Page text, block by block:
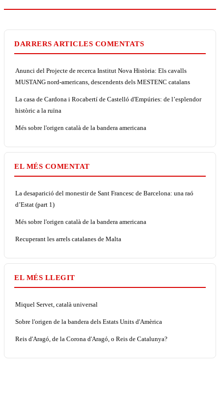
DARRERS ARTICLES COMENTATS
Anunci del Projecte de recerca Institut Nova Història: Els cavalls
MUSTANG nord-americans, descendents dels MESTENC catalans
La casa de Cardona i Rocabertí de Castelló d'Empúries: de l’esplendor
històric a la ruïna
Més sobre l'origen català de la bandera americana
EL MÉS COMENTAT
La desaparició del monestir de Sant Francesc de Barcelona: una raó
d’Estat (part 1)
Més sobre l'origen català de la bandera americana
Recuperant les arrels catalanes de Malta
EL MÉS LLEGIT
Miquel Servet, català universal
Sobre l'origen de la bandera dels Estats Units d'Amèrica
Reis d'Aragó, de la Corona d'Aragó, o Reis de Catalunya?